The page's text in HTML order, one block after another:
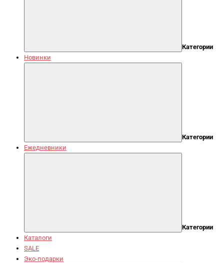
Категории
Новинки
Категории
Ежедневники
Категории
Каталоги
SALE
Эко-подарки